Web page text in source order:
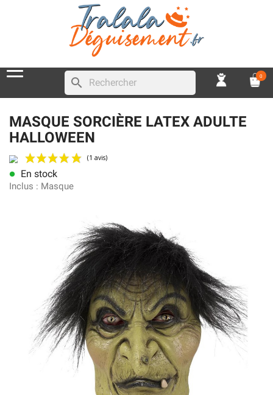
search 0
MASQUE SORCIÈRE LATEX ADULTE
HALLOWEEN
lens En stock
Inclus : Masque